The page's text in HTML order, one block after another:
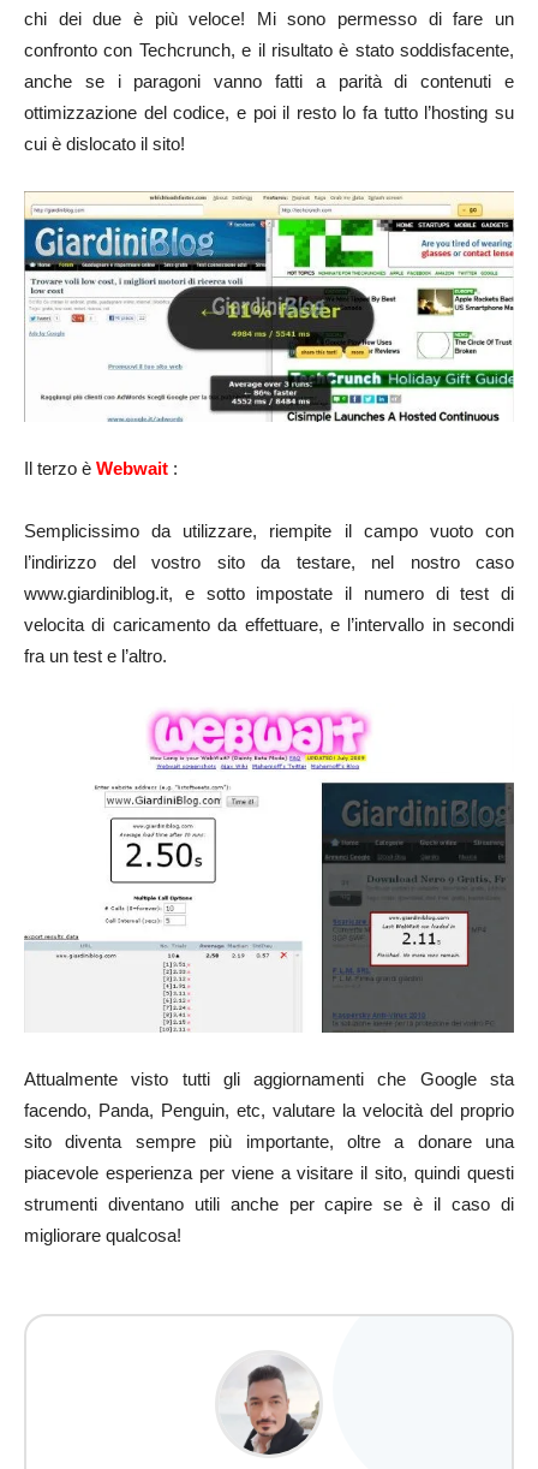
chi dei due è più veloce! Mi sono permesso di fare un
confronto con Techcrunch, e il risultato è stato soddisfacente,
anche se i paragoni vanno fatti a parità di contenuti e
ottimizzazione del codice, e poi il resto lo fa tutto l’hosting su
cui è dislocato il sito!
Il terzo è Webwait :
Semplicissimo da utilizzare, riempite il campo vuoto con
l’indirizzo del vostro sito da testare, nel nostro caso
www.giardiniblog.it, e sotto impostate il numero di test di
velocita di caricamento da effettuare, e l’intervallo in secondi
fra un test e l’altro.
Attualmente visto tutti gli aggiornamenti che Google sta
facendo, Panda, Penguin, etc, valutare la velocità del proprio
sito diventa sempre più importante, oltre a donare una
piacevole esperienza per viene a visitare il sito, quindi questi
strumenti diventano utili anche per capire se è il caso di
migliorare qualcosa!